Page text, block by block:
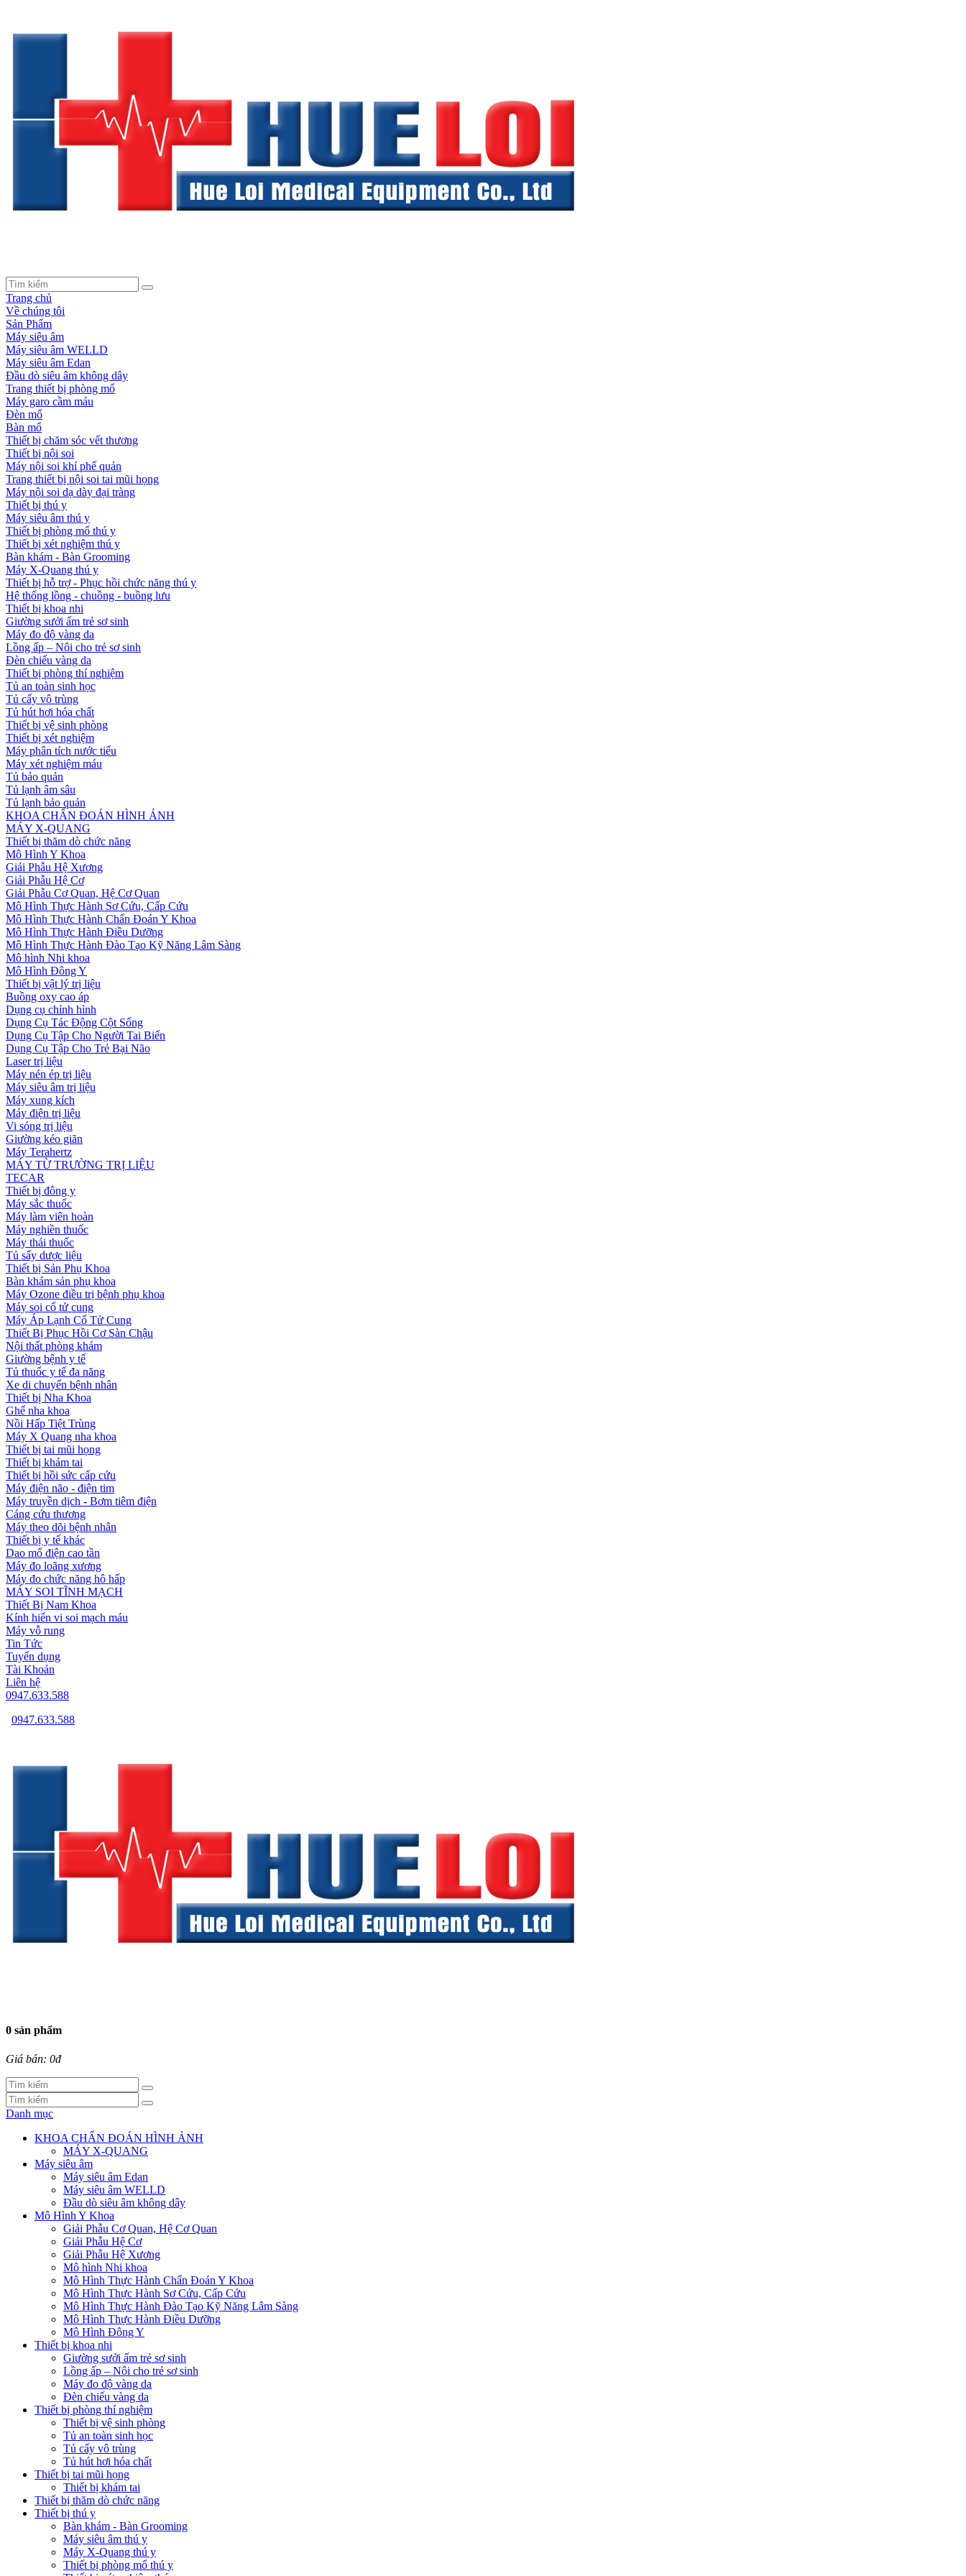
Trang chủ
Về chúng tôi
Sản Phẩm
Máy siêu âm
Máy siêu âm WELLD
Máy siêu âm Edan
Đầu dò siêu âm không dây
Trang thiết bị phòng mổ
Máy garo cầm máu
Đèn mổ
Bàn mổ
Thiết bị chăm sóc vết thương
Thiết bị nội soi
Máy nội soi khí phế quản
Trang thiết bị nội soi tai mũi họng
Máy nội soi dạ dày đại tràng
Thiết bị thú y
Máy siêu âm thú y
Thiết bị phòng mổ thú y
Thiết bị xét nghiệm thú y
Bàn khám - Bàn Grooming
Máy X-Quang thú y
Thiết bị hỗ trợ - Phục hồi chức năng thú y
Hệ thống lồng - chuồng - buồng lưu
Thiết bị khoa nhi
Giường sưởi ấm trẻ sơ sinh
Máy đo độ vàng da
Lồng ấp – Nôi cho trẻ sơ sinh
Đèn chiếu vàng da
Thiết bị phòng thí nghiệm
Tủ an toàn sinh học
Tủ cấy vô trùng
Tủ hút hơi hóa chất
Thiết bị vệ sinh phòng
Thiết bị xét nghiệm
Máy phân tích nước tiểu
Máy xét nghiệm máu
Tủ bảo quản
Tủ lạnh âm sâu
Tủ lạnh bảo quản
KHOA CHẨN ĐOÁN HÌNH ẢNH
MÁY X-QUANG
Thiết bị thăm dò chức năng
Mô Hình Y Khoa
Giải Phẫu Hệ Xương
Giải Phẫu Hệ Cơ
Giải Phẫu Cơ Quan, Hệ Cơ Quan
Mô Hình Thực Hành Sơ Cứu, Cấp Cứu
Mô Hình Thực Hành Chẩn Đoán Y Khoa
Mô Hình Thực Hành Điều Dưỡng
Mô Hình Thực Hành Đào Tạo Kỹ Năng Lâm Sàng
Mô hình Nhi khoa
Mô Hình Đông Y
Thiết bị vật lý trị liệu
Buồng oxy cao áp
Dụng cụ chỉnh hình
Dụng Cụ Tác Động Cột Sống
Dụng Cụ Tập Cho Người Tai Biến
Dụng Cụ Tập Cho Trẻ Bại Não
Laser trị liệu
Máy nén ép trị liệu
Máy siêu âm trị liệu
Máy xung kích
Máy điện trị liệu
Vi sóng trị liệu
Giường kéo giãn
Máy Terahertz
MÁY TỪ TRƯỜNG TRỊ LIỆU
TECAR
Thiết bị đông y
Máy sắc thuốc
Máy làm viên hoàn
Máy nghiền thuốc
Máy thái thuốc
Tủ sấy dược liệu
Thiết bị Sản Phụ Khoa
Bàn khám sản phụ khoa
Máy Ozone điều trị bệnh phụ khoa
Máy soi cổ tử cung
Máy Áp Lạnh Cổ Tử Cung
Thiết Bị Phục Hồi Cơ Sàn Chậu
Nội thất phòng khám
Giường bệnh y tế
Tủ thuốc y tế đa năng
Xe di chuyển bệnh nhân
Thiết bị Nha Khoa
Ghế nha khoa
Nồi Hấp Tiệt Trùng
Máy X Quang nha khoa
Thiết bị tai mũi họng
Thiết bị khám tai
Thiết bị hồi sức cấp cứu
Máy điện não - điện tim
Máy truyền dịch - Bơm tiêm điện
Cáng cứu thương
Máy theo dõi bệnh nhân
Thiết bị y tế khác
Dao mổ điện cao tần
Máy đo loãng xương
Máy đo chức năng hô hấp
MÁY SOI TĨNH MẠCH
Thiết Bị Nam Khoa
Kính hiển vi soi mạch máu
Máy vỗ rung
Tin Tức
Tuyển dụng
Tài Khoản
Liên hệ
0947.633.588
0947.633.588
0 sản phẩm
Giá bán: 0đ
Danh mục
KHOA CHẨN ĐOÁN HÌNH ẢNH
MÁY X-QUANG
Máy siêu âm
Máy siêu âm Edan
Máy siêu âm WELLD
Đầu dò siêu âm không dây
Mô Hình Y Khoa
Giải Phẫu Cơ Quan, Hệ Cơ Quan
Giải Phẫu Hệ Cơ
Giải Phẫu Hệ Xương
Mô hình Nhi khoa
Mô Hình Thực Hành Chẩn Đoán Y Khoa
Mô Hình Thực Hành Sơ Cứu, Cấp Cứu
Mô Hình Thực Hành Đào Tạo Kỹ Năng Lâm Sàng
Mô Hình Thực Hành Điều Dưỡng
Mô Hình Đông Y
Thiết bị khoa nhi
Giường sưởi ấm trẻ sơ sinh
Lồng ấp – Nôi cho trẻ sơ sinh
Máy đo độ vàng da
Đèn chiếu vàng da
Thiết bị phòng thí nghiệm
Thiết bị vệ sinh phòng
Tủ an toàn sinh học
Tủ cấy vô trùng
Tủ hút hơi hóa chất
Thiết bị tai mũi họng
Thiết bị khám tai
Thiết bị thăm dò chức năng
Thiết bị thú y
Bàn khám - Bàn Grooming
Máy siêu âm thú y
Máy X-Quang thú y
Thiết bị phòng mổ thú y